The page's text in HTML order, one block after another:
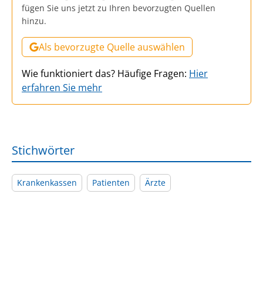
fügen Sie uns jetzt zu Ihren bevorzugten Quellen
hinzu.
Als bevorzugte Quelle auswählen
Wie funktioniert das? Häufige Fragen: Hier
erfahren Sie mehr
Stichwörter
Krankenkassen Patienten Ärzte